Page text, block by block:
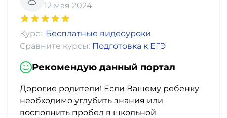
12 мая 2024
Курс: Бесплатные видеоуроки
Сравните курсы: Подготовка к ЕГЭ
Рекомендую данный портал
Дорогие родители! Если Вашему ребенку
необходимо углубить знания или
восполнить пробел в школьной